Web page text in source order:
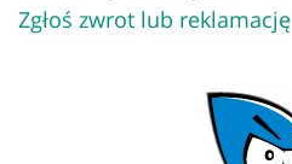
Zgłoś zwrot lub reklamację